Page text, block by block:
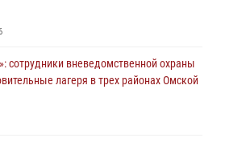
в крестном ходе в День крещения
пресечены нарушения
в Омске (видео)
сотрудники вневедомственной охраны
лагеря в трех районах Омской